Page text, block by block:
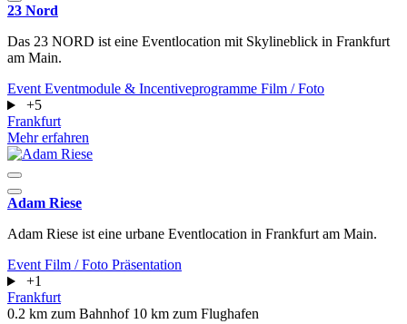
23 Nord
Das 23 NORD ist eine Eventlocation mit Skylineblick in Frankfurt
am Main.
Event Eventmodule & Incentiveprogramme Film / Foto
+5
Frankfurt
Mehr erfahren
Adam Riese
Adam Riese ist eine urbane Eventlocation in Frankfurt am Main.
Event Film / Foto Präsentation
+1
Frankfurt
0.2 km zum Bahnhof 10 km zum Flughafen